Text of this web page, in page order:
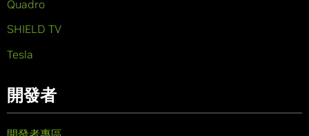
Quadro
SHIELD TV
Tesla
開發者